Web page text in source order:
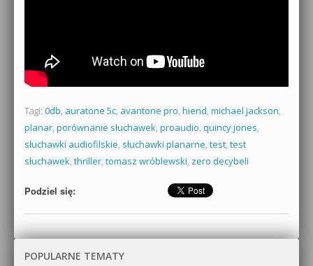
Tagi: 0db, auratone 5c, avantone pro, hiend, michael jackson,
planar, porównanie słuchawek, proaudio, quincy jones,
słuchawki audiofilskie, słuchawki planarne, test, test
słuchawek, thriller, tomasz wróblewski, zero decybeli
Podziel się:
POPULARNE TEMATY